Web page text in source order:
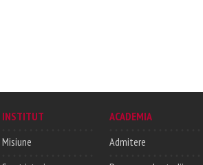
INSTITUT
Misiune
ACADEMIA
Admitere